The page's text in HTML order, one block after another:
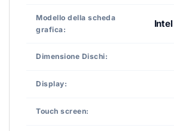
Modello della scheda
grafica:
Dimensione Dischi:
Display:
Touch screen: